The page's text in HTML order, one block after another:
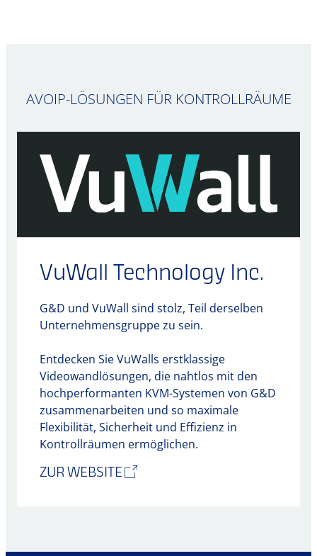
AVOIP-LÖSUNGEN FÜR KONTROLLRÄUME
VuWall Technology Inc.
G&D und VuWall sind stolz, Teil derselben
Unternehmensgruppe zu sein.
Entdecken Sie VuWalls erstklassige
Videowandlösungen, die nahtlos mit den
hochperformanten KVM-Systemen von G&D
zusammenarbeiten und so maximale
Flexibilität, Sicherheit und Effizienz in
Kontrollräumen ermöglichen.
ZUR WEBSITE